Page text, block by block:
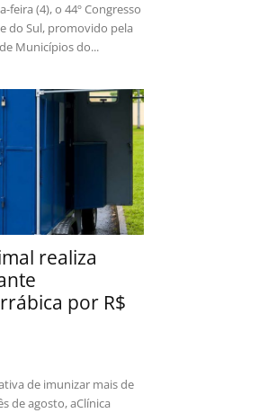
feira (4), o 44º Congresso
do Sul, promovido pela
Municípios do...
realiza
por R$
de agosto, aClínica